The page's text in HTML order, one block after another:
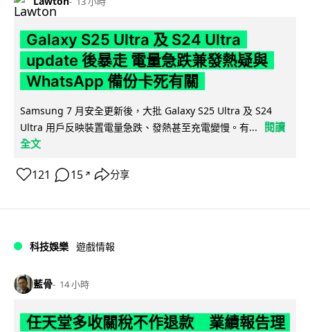
Galaxy S25 Ultra 及 S24 Ultra
update 後暴走 電量急跌兼發熱疑與
WhatsApp 備份卡死有關
Samsung 7 月安全更新後，大批 Galaxy S25 Ultra 及 S24
Ultra 用戶反映裝置電量急跌、發熱甚至充電變慢。有...
閱讀
全文
121 15 ↗ 分享
科技娛樂 遊戲情報
藍骨 14 小時
任天堂多收關稅不作退款 業績報告理